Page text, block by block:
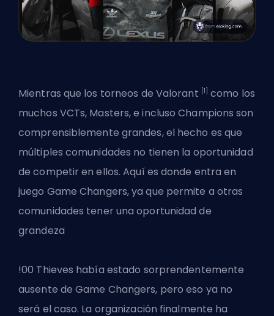
Mientras que los torneos de Valorant [1] como los
muchos VCTs, Masters, e incluso Champions son
comprensiblemente grandes, el hecho es que
múltiples comunidades no tienen la oportunidad
de competir en ellos. Aquí es donde entra en
juego Game Changers, ya que permite a otras
comunidades tener una oportunidad de
grandeza
!00 Thieves había estado sorprendentemente
ausente de Game Changers, pero eso ya no
será el caso. La organización finalmente ha